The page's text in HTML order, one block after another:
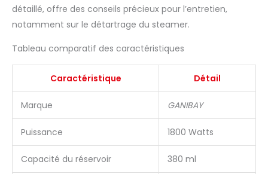
détaillé, offre des conseils précieux pour l’entretien,
notamment sur le détartrage du steamer.
Tableau comparatif des caractéristiques
Caractéristique Détail
Marque GANIBAY
Puissance 1800 Watts
Capacité du réservoir 380 ml